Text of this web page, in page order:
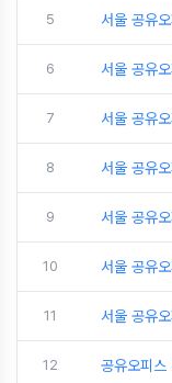
5 서울 공유
6 서울 공유
7 서울 공유
8 서울 공유
9 서울 공유
10 서울 공유
11 서울 공유
12 공유오피스